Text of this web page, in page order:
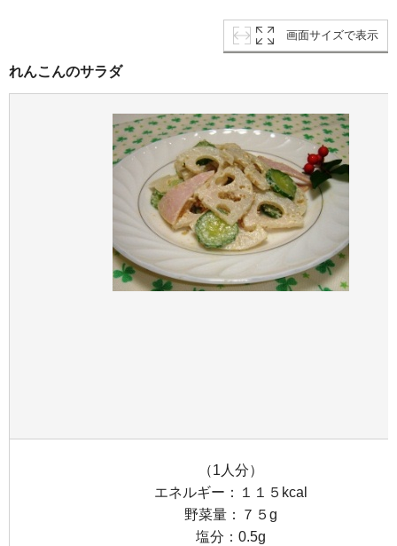
画面サイズで表示
れんこんのサラダ
（1人分）
エネルギー：１１５kcal
野菜量：７５g
塩分：0.5g